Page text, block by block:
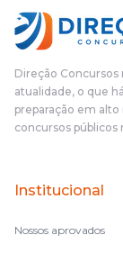
Direção Concursos
atualidade, o que
preparação em
concursos públicos
Institucional
Nossos aprovados